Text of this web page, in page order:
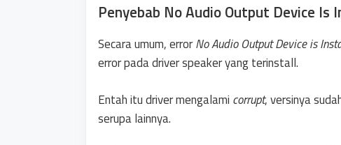
Penyebab No Audio Output Device Is
Secara umum, errorNo Audio Output Device is
error pada driver speaker yang terinstall.
Entah itu driver mengalami corrupt, versinya
serupa lainnya.